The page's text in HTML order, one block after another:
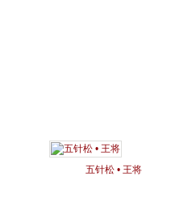
五针松 • 王将